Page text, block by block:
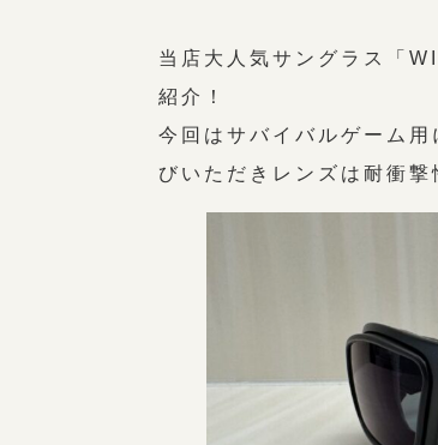
当店大人気サングラス「
紹介！
今回はサバイバルゲーム
びいただきレンズは耐衝